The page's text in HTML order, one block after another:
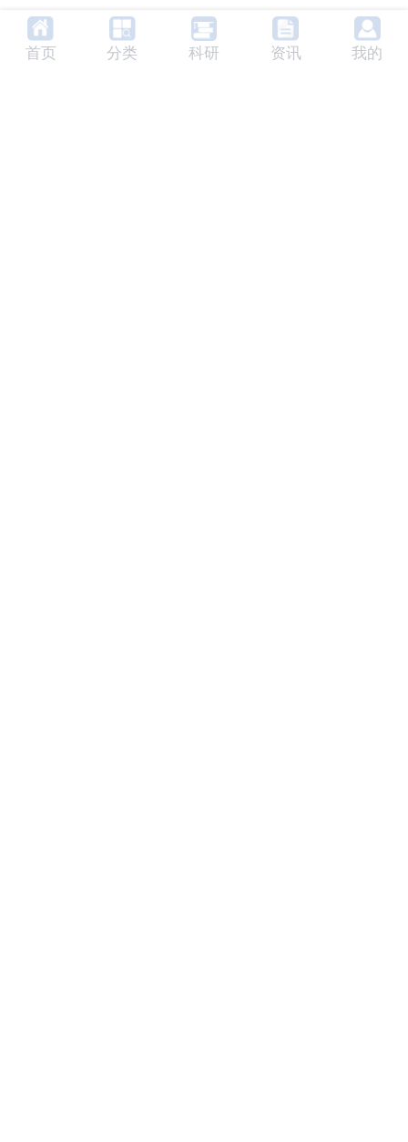
相关内容
首页 分类 科研 资讯 我的